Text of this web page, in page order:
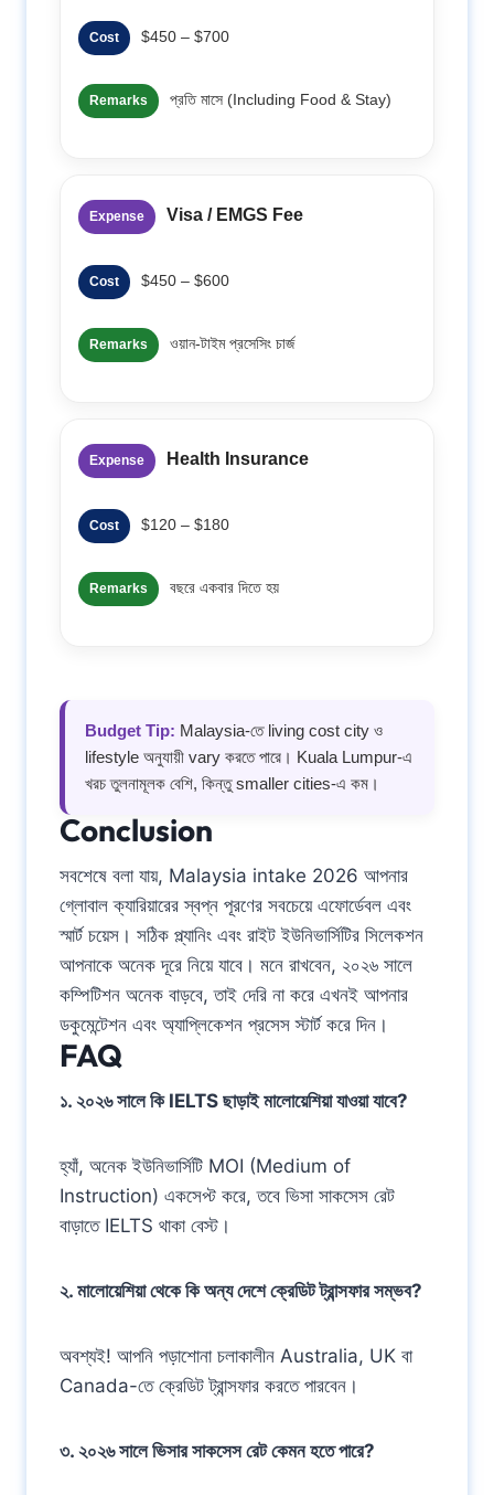
Cost $450 – $700
Remarks প্রতি মাসে (Including Food & Stay)
Expense Visa / EMGS Fee
Cost $450 – $600
Remarks ওয়ান-টাইম প্রসেসিং চার্জ
Expense Health Insurance
Cost $120 – $180
Remarks বছরে একবার দিতে হয়
Budget Tip: Malaysia-তে living cost city ও
lifestyle অনুযায়ী vary করতে পারে। Kuala Lumpur-এ
খরচ তুলনামূলক বেশি, কিন্তু smaller cities-এ কম।
Conclusion
সবশেষে বলা যায়, Malaysia intake 2026 আপনার
গ্লোবাল ক্যারিয়ারের স্বপ্ন পূরণের সবচেয়ে এফোর্ডেবল এবং
স্মার্ট চয়েস। সঠিক প্ল্যানিং এবং রাইট ইউনিভার্সিটির সিলেকশন
আপনাকে অনেক দূরে নিয়ে যাবে। মনে রাখবেন, ২০২৬ সালে
কম্পিটিশন অনেক বাড়বে, তাই দেরি না করে এখনই আপনার
ডকুমেন্টেশন এবং অ্যাপ্লিকেশন প্রসেস স্টার্ট করে দিন।
FAQ
১. ২০২৬ সালে কি IELTS ছাড়াই মালোয়েশিয়া যাওয়া যাবে?
হ্যাঁ, অনেক ইউনিভার্সিটি MOI (Medium of
Instruction) একসেপ্ট করে, তবে ভিসা সাকসেস রেট
বাড়াতে IELTS থাকা বেস্ট।
২. মালোয়েশিয়া থেকে কি অন্য দেশে ক্রেডিট ট্রান্সফার সম্ভব?
অবশ্যই! আপনি পড়াশোনা চলাকালীন Australia, UK বা
Canada-তে ক্রেডিট ট্রান্সফার করতে পারবেন।
৩. ২০২৬ সালে ভিসার সাকসেস রেট কেমন হতে পারে?